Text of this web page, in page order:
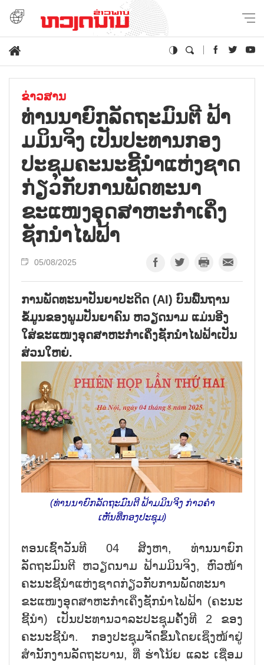
ຂ່າວສານ
ທ່ານນາຍົກລັດຖະມົນຕີ ຟ້າ
ມມິນຈິງ ເປັນປະທານກອງ
ປະຊຸມຄະນະຊີ້ນຳແຫ່ງຊາດ
ກ່ຽວກັບການພັດທະນາ
ຂະແໜງອຸດສາຫະກຳເຄິ່ງ
ຊັກນຳໄຟຟ້າ
05/08/2025
ການພັດທະນາປັນຍາປະດິດ (AI) ບົນພື້ນຖານ
ຂໍ້ມູນຂອງພູມປັນຍາຄົນ ຫວຽດນາມ ແມ່ນອີງ
ໃສ່ຂະແໜງອຸດສາຫະກຳເຄິ່ງຊັກນຳໄຟຟ້າເປັນ
ສ່ວນໃຫຍ່.
(ທ່ານນາຍົກລັດຖະມົນຕີ ຟ້າມມິນຈິງ ກ່າວຄຳ
ເຫັນທີ່ກອງປະຊຸມ)
ຕອນເຊົ້າວັນທີ 04 ສິງຫາ, ທ່ານນາຍົກ
ລັດຖະມົນຕີ ຫວຽດນາມ ຟ້າມມິນຈິງ, ຫົວໜ້າ
ຄະນະຊີ້ນຳແຫ່ງຊາດກ່ຽວກັບການພັດທະນາ
ຂະແໜງອຸດສາຫະກຳເຄິ່ງຊັກນຳໄຟຟ້າ (ຄະນະ
ຊີ້ນຳ) ເປັນປະທານວາລະປະຊຸມຄັ້ງທີ 2 ຂອງ
ຄະນະຊີ້ນຳ. ກອງປະຊຸມຈັດຂຶ້ນໂດຍເຊິ່ງໜ້າຢູ່
ສຳນັກງານລັດຖະບານ, ທີ່ ຮ່າໂນ້ຍ ແລະ ເຊື່ອມ